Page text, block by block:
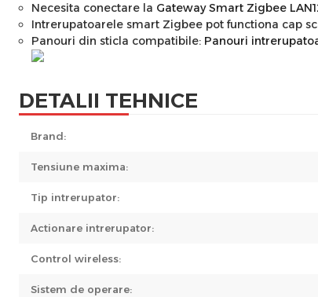
Necesita conectare la Gateway Smart Zigbee
Intrerupatoarele smart Zigbee pot functiona cap
Panouri din sticla compatibile: Panouri
DETALII TEHNICE
Brand:
Tensiune maxima:
Tip intrerupator:
Actionare intrerupator:
Control wireless:
Sistem de operare: